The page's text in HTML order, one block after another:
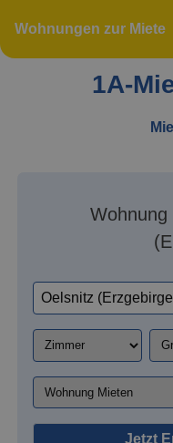
Wohnungen zur Miete
1A-
Wohnung
Jetzt